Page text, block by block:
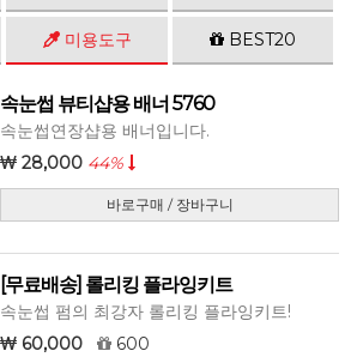
미용도구 BEST20
속눈썹 뷰티샵용 배너 5760
속눈썹연장샵용 배너입니다.
28,000 44%
바로구매 / 장바구니
[무료배송] 롤리킹 플라잉키트
속눈썹 펌의 최강자 롤리킹 플라잉키트!
60,000
600